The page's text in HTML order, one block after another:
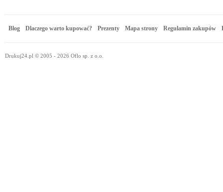
Blog Dlaczego warto kupować? Prezenty Mapa strony Regulamin zakupów
Drukuj24.pl © 2005 - 2026 Oflo sp. z o.o.